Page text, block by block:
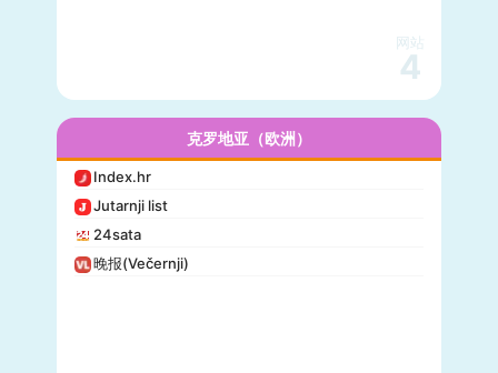
网站
4
克罗地亚（欧洲）
Index.hr
Jutarnji list
24sata
晚报(Večernji)